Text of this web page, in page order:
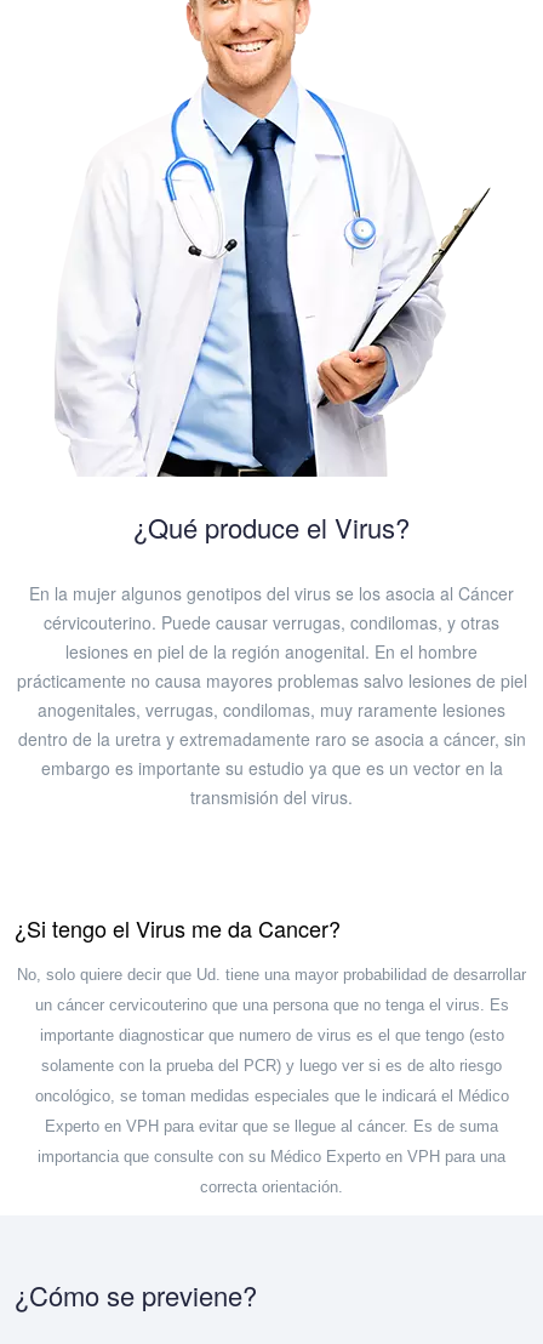
¿Qué produce el Virus?
En la mujer algunos genotipos del virus se los asocia al Cáncer
cérvicouterino. Puede causar verrugas, condilomas, y otras
lesiones en piel de la región anogenital. En el hombre
prácticamente no causa mayores problemas salvo lesiones de piel
anogenitales, verrugas, condilomas, muy raramente lesiones
dentro de la uretra y extremadamente raro se asocia a cáncer, sin
embargo es importante su estudio ya que es un vector en la
transmisión del virus.
¿Si tengo el Virus me da Cancer?
No, solo quiere decir que Ud. tiene una mayor probabilidad de desarrollar
un cáncer cervicouterino que una persona que no tenga el virus. Es
importante diagnosticar que numero de virus es el que tengo (esto
solamente con la prueba del PCR) y luego ver si es de alto riesgo
oncológico, se toman medidas especiales que le indicará el Médico
Experto en VPH para evitar que se llegue al cáncer. Es de suma
importancia que consulte con su Médico Experto en VPH para una
correcta orientación.
¿Cómo se previene?